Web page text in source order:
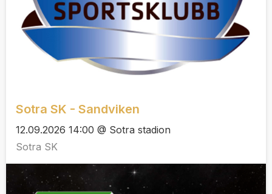
Sotra SK - Sandviken
12.09.2026 14:00 @ Sotra stadion
Sotra SK